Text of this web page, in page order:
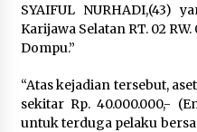
SYAIFUL NURHADI,(43)
Karijawa Selatan RT. 02
Dompu.”
“Atas kejadian tersebut,
sekitar Rp. 40.000.000,-
untuk terduga pelaku